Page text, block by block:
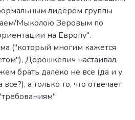
лидером группы
Мыколою Зеровым по
на Европу".
("который многим кажется
Дорошкевич настаивал,
брать далеко не все (да и у
а только то, что отвечает